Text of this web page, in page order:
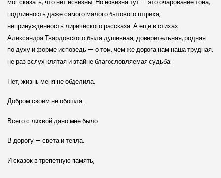
мог сказать, что нет новизны. Но новизна тут — это очарование тона,
подлинность даже самого малого бытового штриха,
непринужденность лирического рассказа. А еще в стихах
Александра Твардовского была душевная, доверительная, родная
по духу и форме исповедь — о том, чем же дорога нам наша трудная,
не раз вслух клятая и втайне благословляемая судьба:
Нет, жизнь меня не обделила,
Добром своим не обошла.
Всего с лихвой дано мне было
В дорогу — света и тепла.
И сказок в трепетную память,